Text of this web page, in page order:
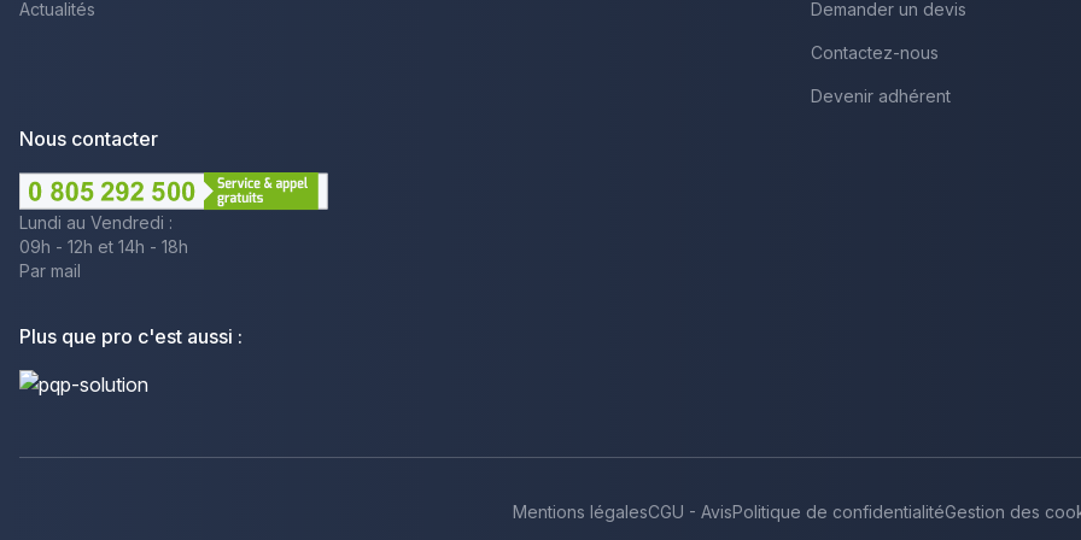
Actualités Demander un devis
Contactez-nous
Devenir adhérent
Nous contacter
Lundi au Vendredi :
09h - 12h et 14h - 18h
Par mail
Plus que pro c'est aussi :
Mentions légalesCGU - AvisPolitique de confidentialitéGestion des